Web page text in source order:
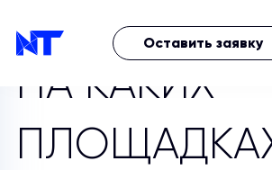
Оставить заявку
НА КАКИХ